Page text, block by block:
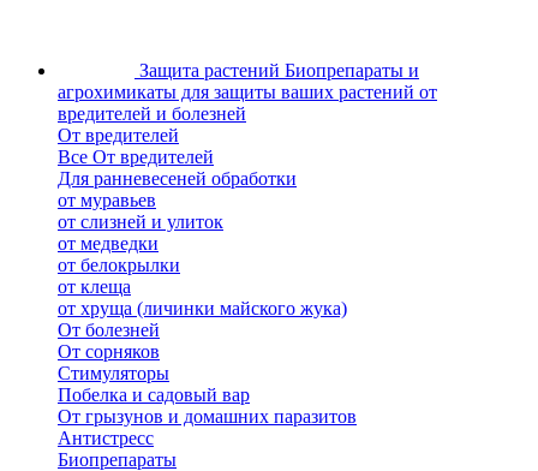
Защита растений Биопрепараты и
агрохимикаты для защиты ваших растений от
вредителей и болезней
От вредителей
Все От вредителей
Для ранневесеней обработки
от муравьев
от слизней и улиток
от медведки
от белокрылки
от клеща
от хруща (личинки майского жука)
От болезней
От сорняков
Стимуляторы
Побелка и садовый вар
От грызунов и домашних паразитов
Антистресс
Биопрепараты